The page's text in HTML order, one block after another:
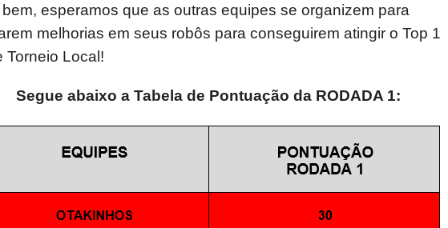
bem, esperamos que as outras equipes se organizem para
melhorias em seus robôs para conseguirem atingir o Top 1
Torneio Local!
Segue abaixo a Tabela de Pontuação da RODADA 1: